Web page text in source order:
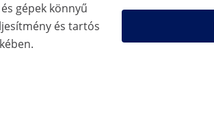
gépek könnyű
és tartós